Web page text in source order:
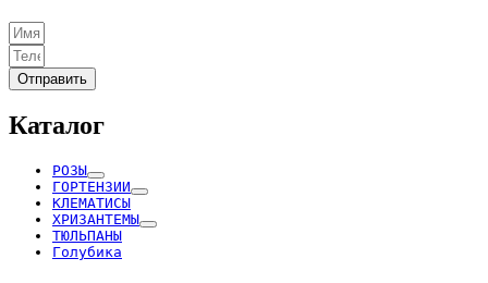
Отправить
Каталог
РОЗЫ
ГОРТЕНЗИИ
КЛЕМАТИСЫ
ХРИЗАНТЕМЫ
ТЮЛЬПАНЫ
Голубика